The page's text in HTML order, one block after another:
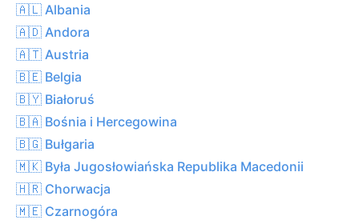
🇦🇱 Albania
🇦🇩 Andora
🇦🇹 Austria
🇧🇪 Belgia
🇧🇾 Białoruś
🇧🇦 Bośnia i Hercegowina
🇧🇬 Bułgaria
🇲🇰 Była Jugosłowiańska Republika Macedonii
🇭🇷 Chorwacja
🇲🇪 Czarnogóra